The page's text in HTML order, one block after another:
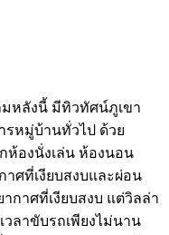
มหลังนี้ มีทิวทัศน์ภูเขา
รหมู่บ้านทั่วไป ด้วย
ห้องนั่งเล่น ห้องนอน
ศที่เงียบสงบและผ่อน
กาศที่เงียบสงบ แต่วิลล่า
วลาขับรถเพียงไม่นาน